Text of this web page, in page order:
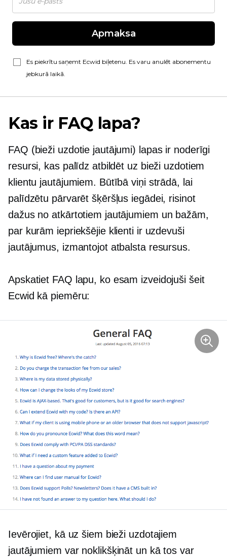
Apmaksa
Es piekrītu saņemt Ecwid biļetenu. Es varu anulēt abonementu
jebkurā laikā.
Kas ir FAQ lapa?
FAQ (bieži uzdotie jautājumi) lapas ir noderīgi
resursi, kas palīdz atbildēt uz bieži uzdotiem
klientu jautājumiem. Būtībā viņi strādā, lai
palīdzētu pārvarēt šķēršļus iegādei, risinot
dažus no atkārtotiem jautājumiem un bažām,
par kurām iepriekšējie klienti ir uzdevuši
jautājumus, izmantojot atbalsta resursus.
Apskatiet FAQ lapu, ko esam izveidojuši šeit
Ecwid kā piemēru:
Ievērojiet, kā uz šiem bieži uzdotajiem
jautājumiem var noklikšķināt un kā tos var